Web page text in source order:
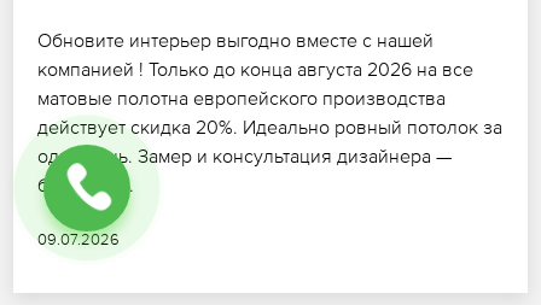
Обновите интерьер выгодно вместе с нашей
компанией ! Только до конца августа 2026 на все
матовые полотна европейского производства
действует скидка 20%. Идеально ровный потолок за
один день. Замер и консультация дизайнера —
бесплатно.
09.07.2026